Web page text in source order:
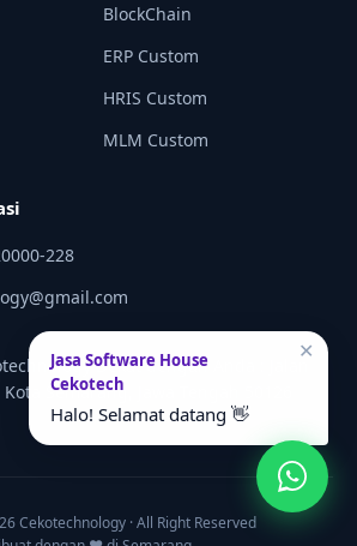
✕
Jasa Software House
Cekotech
Halo! Selamat datang 👋
BlockChain
ERP Custom
HRIS Custom
MLM Custom
228
Dekat dengan Anda : Jalan
Semarang, Jawa Tengah 50126
Cekotechnology · All Right Reserved